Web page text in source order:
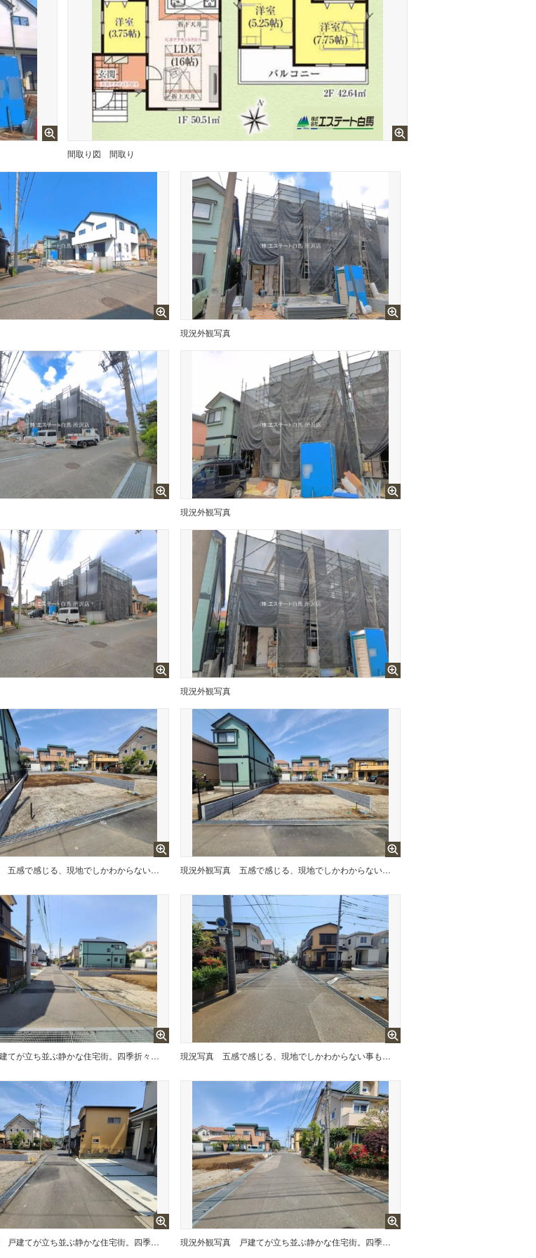
間取り図 間取り
現況外観写真
現況外観写真
現況外観写真
五感で感じる、現地でしかわからない事も沢山ございます。周辺環境なども一緒にご案内いたしますのでお気軽にお問合せください。 現況外観写真 五感で感じる、現地でしかわからない事も沢山ございます。周辺環境なども一緒にご案内いたしますのでお気軽にお問合せください。
戸建てが立ち並ぶ静かな住宅街。四季折々の移り変わりを感じながら自然と楽しみ、暮らす、そんな毎日を日々の中で感じられる住環境 現況写真 五感で感じる、現地でしかわからない事も沢山ございます。周辺環境なども一緒にご案内いたしますのでお気軽にお問合せください。
戸建てが立ち並ぶ静かな住宅街。四季折々の移り変わりを感じながら自然と楽しみ、暮らす、そんな毎日を日々の中で感じられる住環境 現況外観写真 戸建てが立ち並ぶ静かな住宅街。四季折々の移り変わりを感じながら自然と楽しみ、暮らす、そんな毎日を日々の中で感じられる住環境